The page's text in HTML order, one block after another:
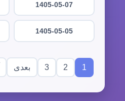
1405-05-07
1405-05-05
1
2
3 بعدی